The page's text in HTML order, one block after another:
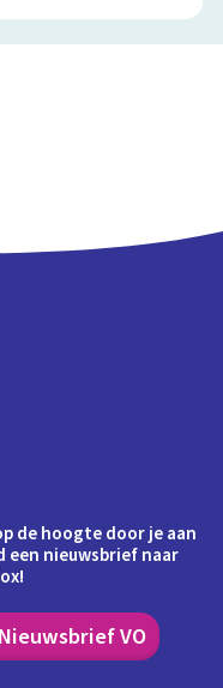
de hoogte door je aan
een nieuwsbrief naar
Nieuwsbrief VO